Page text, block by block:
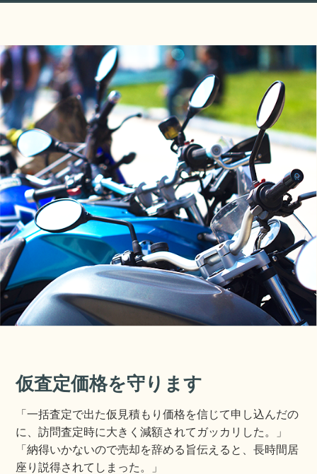
仮査定価格を守ります
「一括査定で出た仮見積もり価格を信じて申し込んだの
に、訪問査定時に大きく減額されてガッカリした。」
「納得いかないので売却を辞める旨伝えると、長時間居
座り説得されてしまった。」